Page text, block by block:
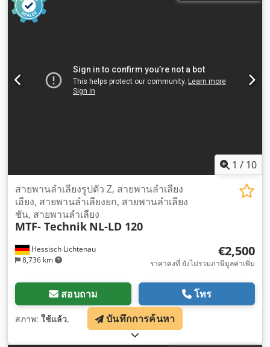
1 / 10
Hessisch Lichtenau
8,736 km
สายพานลำเลียงรูปตัว Z, สายพานลำเลียง
เอียง, สายพานลำเลียงยก, สายพานลำเลียง
ชัน, สายพานลำเลียง
MTF- Technik NL-LD 120
€2,500
ราคาคงที่ ยังไม่รวมภาษีมูลค่าเพิ่ม
สอบถาม โทร
สภาพ: ใช้แล้ว, บันทึกการค้นหา